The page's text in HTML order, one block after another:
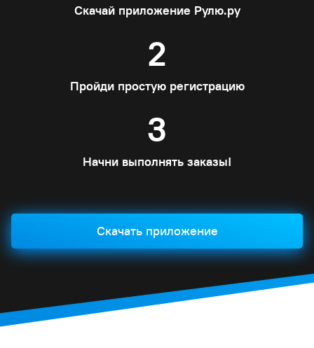
Скачай приложение Рулю.ру
2
Пройди простую регистрацию
3
Начни выполнять заказы!
Скачать приложение